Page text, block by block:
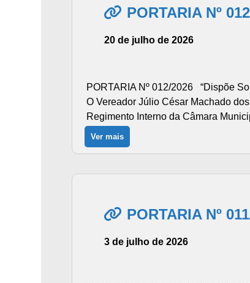
PORTARIA Nº
20 de julho de 2026
PORTARIA Nº 012/2026 “Dispõe
O Vereador Júlio César Machado
Regimento Interno da Câmara
Ver mais
PORTARIA Nº
3 de julho de 2026